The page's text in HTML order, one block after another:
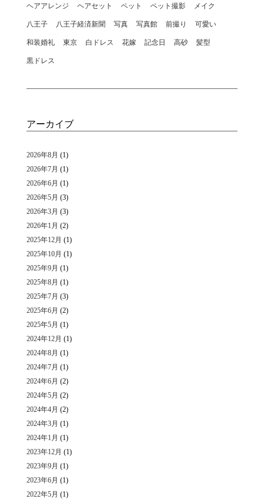
ヘアアレンジ ヘアセット ペット ペット撮影 メイク
八王子 八王子経済新聞 写真 写真館 前撮り 可愛い
和装婚礼 東京 白ドレス 花嫁 記念日 高砂 髪型
黒ドレス
アーカイブ
2026年8月 (1)
2026年7月 (1)
2026年6月 (1)
2026年5月 (3)
2026年3月 (3)
2026年1月 (2)
2025年12月 (1)
2025年10月 (1)
2025年9月 (1)
2025年8月 (1)
2025年7月 (3)
2025年6月 (2)
2025年5月 (1)
2024年12月 (1)
2024年8月 (1)
2024年7月 (1)
2024年6月 (2)
2024年5月 (2)
2024年4月 (2)
2024年3月 (1)
2024年1月 (1)
2023年12月 (1)
2023年9月 (1)
2023年6月 (1)
2022年5月 (1)